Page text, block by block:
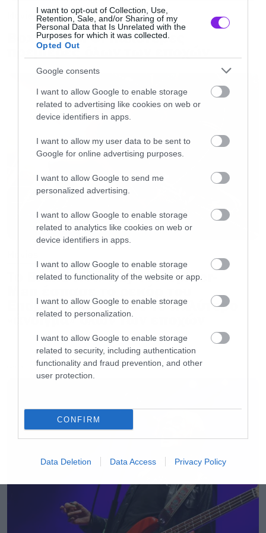
I want to opt-out of Collection, Use,
Retention, Sale, and/or Sharing of my
Personal Data that Is Unrelated with the
Purposes for which it was collected.
Opted Out
Google consents
I want to allow Google to enable storage
related to advertising like cookies on web or
device identifiers in apps.
I want to allow my user data to be sent to
Google for online advertising purposes.
I want to allow Google to send me
personalized advertising.
I want to allow Google to enable storage
related to analytics like cookies on web or
device identifiers in apps.
I want to allow Google to enable storage
related to functionality of the website or app.
I want to allow Google to enable storage
related to personalization.
I want to allow Google to enable storage
related to security, including authentication
functionality and fraud prevention, and other
user protection.
CONFIRM
Data Deletion Data Access Privacy Policy
Και φυσικά παρουσιάζουν έναν από τους
καλύτερους κακούς που έχει εμφανιστεί σε
τέτοιου τύπου ταινίες. O Josh Brolin δίνει
ρέστα ως Thanos και παρά το έντονο CGI
νιώθεις από την πρώτη στιγμή ότι η απειλή
είναι πραγματική.
Ξέραμε εδώ και καιρό ότι αυτή δεν θα είναι μία
απλή και χωρίς απώλειες μάχη αλλά ο τρόπος
που εξελίσσεται και το τελικό της αποτέλεσμα
είναι για σαγόνια στο πάτωμα.
Στο πάτωμα.
Guardians και ειδικά τον Drax να δίνει ρέστα
αλλά όταν η κατάσταση σοβαρεύει, σοβαρεύει
πολύ και σε επίπεδα που δεν είχαμε δει μέχρι
σήμερα στο MCU.
Movies
Box Office: Οι καλύτερες
πρεμιέρες όλων των εποχών
Το Brand New Day του Spider-
Endgame και έκανε το καλύτερο
«άνοιγμα» όλων των εποχών